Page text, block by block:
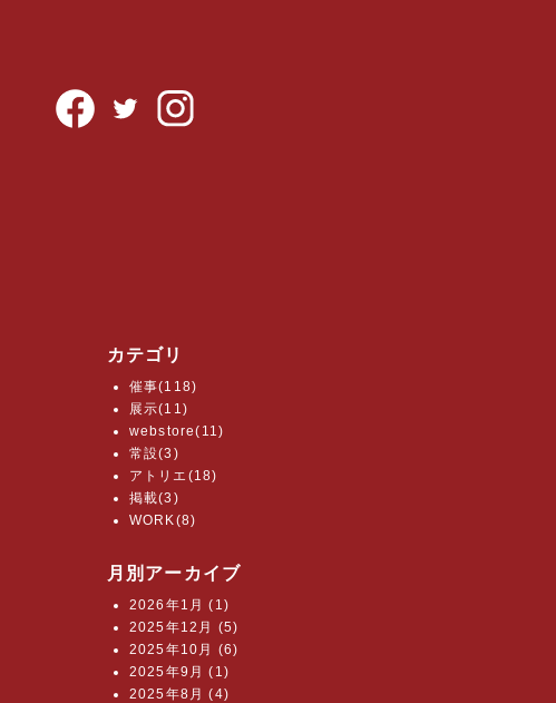
カテゴリ
催事(118)
展示(11)
webstore(11)
常設(3)
アトリエ(18)
掲載(3)
WORK(8)
月別アーカイブ
2026年1月 (1)
2025年12月 (5)
2025年10月 (6)
2025年9月 (1)
2025年8月 (4)